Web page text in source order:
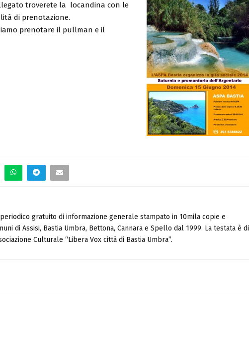
troverete la locandina con le
di prenotazione.
prenotare il pullman e il
gratuito di informazione generale stampato in 10mila copie e
di Assisi, Bastia Umbra, Bettona, Cannara e Spello dal 1999. La testata è di
Culturale “Libera Vox città di Bastia Umbra”.